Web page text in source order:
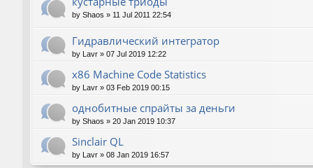
by Shaos » 11 Jul 2011 22:54
Гидравлический интегратор
by Lavr » 07 Jul 2019 12:22
x86 Machine Code Statistics
by Lavr » 03 Feb 2019 00:15
однобитные спрайты за деньги
by Shaos » 20 Jan 2019 10:37
Sinclair QL
by Lavr » 08 Jan 2019 16:57